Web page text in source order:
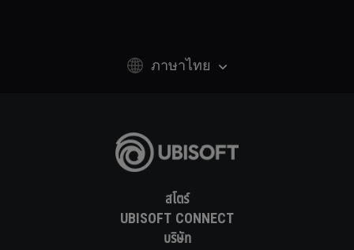
สโตร์
UBISOFT CONNECT
บริษัท
ภาษาไทย